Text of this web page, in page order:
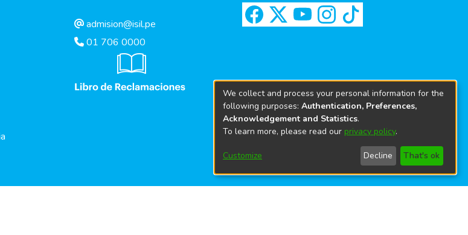
admision@isil.pe
01 706 0000
We collect and process your personal information for the
following purposes: Authentication, Preferences,
Acknowledgement and Statistics.
To learn more, please read our privacy policy.
Customize Decline That's ok